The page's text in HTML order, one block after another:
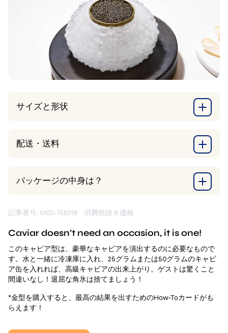
サイズと形状
配送・送料
パッケージの中身は？
記事番号: M02-158298 消費税抜き価格
Caviar doesn’t need an occasion, it is one!
このキャビア型は、豪華なキャビアを演出するのに必要なもので
す。水と一緒に冷凍庫に入れ、25グラムまたは50グラムのキャビ
ア缶を入れれば、高級キャビアの出来上がり。ゲストは驚くこと
間違いなし！退屈な角氷は捨てましょう！
*金型を購入すると、最高の結果を出すためのHow-Toカードがも
らえます！